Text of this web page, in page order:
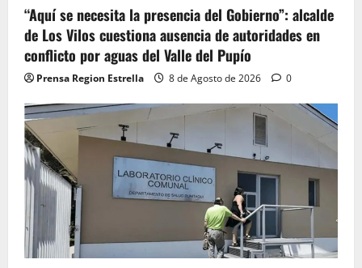
“Aquí se necesita la presencia del Gobierno”: alcalde
de Los Vilos cuestiona ausencia de autoridades en
conflicto por aguas del Valle del Pupío
Prensa Region Estrella 8 de Agosto de 2026 0